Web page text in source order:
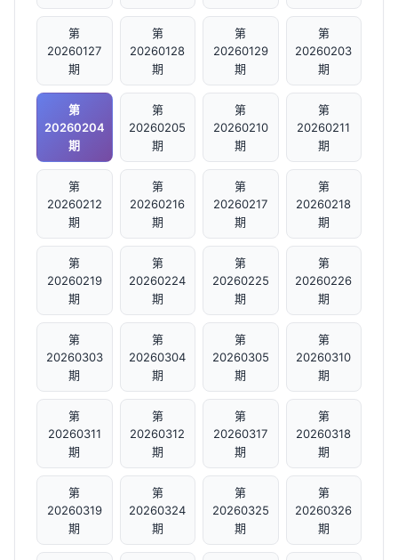
第
20260127
期
第
20260128
期
第
20260129
期
第
20260203
期
第
20260204
期
第
20260205
期
第
20260210
期
第
20260211
期
第
20260212
期
第
20260216
期
第
20260217
期
第
20260218
期
第
20260219
期
第
20260224
期
第
20260225
期
第
20260226
期
第
20260303
期
第
20260304
期
第
20260305
期
第
20260310
期
第
20260311
期
第
20260312
期
第
20260317
期
第
20260318
期
第
20260319
期
第
20260324
期
第
20260325
期
第
20260326
期